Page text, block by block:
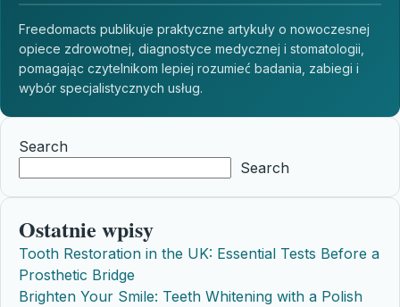
Freedomacts publikuje praktyczne artykuły o nowoczesnej
opiece zdrowotnej, diagnostyce medycznej i stomatologii,
pomagając czytelnikom lepiej rozumieć badania, zabiegi i
wybór specjalistycznych usług.
Search
Search
Ostatnie wpisy
Tooth Restoration in the UK: Essential Tests Before a
Prosthetic Bridge
Brighten Your Smile: Teeth Whitening with a Polish